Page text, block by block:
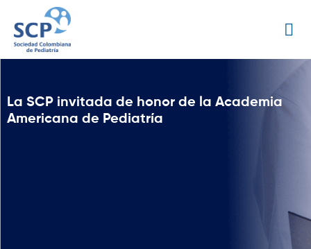
La SCP invitada de honor de la Academia
Americana de Pediatría